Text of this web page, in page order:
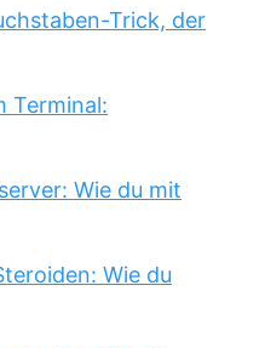
Trick, der
Terminal:
Wie du mit
Wie du